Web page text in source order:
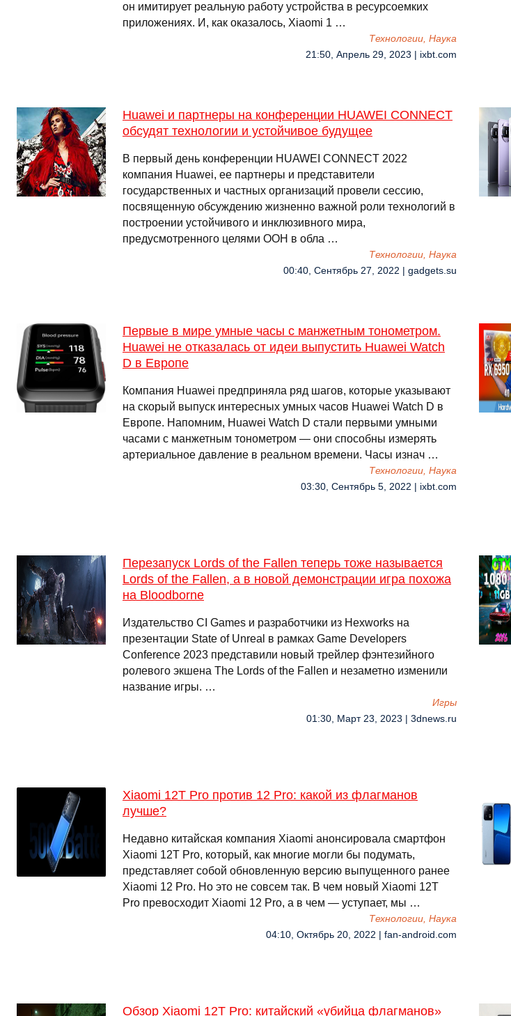
он имитирует реальную работу устройства в ресурсоемких
приложениях. И, как оказалось, Xiaomi 1 …
Технологии, Наука
21:50, Апрель 29, 2023 | ixbt.com
Huawei и партнеры на конференции HUAWEI CONNECT
обсудят технологии и устойчивое будущее
В первый день конференции HUAWEI CONNECT 2022
компания Huawei, ее партнеры и представители
государственных и частных организаций провели сессию,
посвященную обсуждению жизненно важной роли технологий в
построении устойчивого и инклюзивного мира,
предусмотренного целями ООН в обла …
Технологии, Наука
00:40, Сентябрь 27, 2022 | gadgets.su
Первые в мире умные часы с манжетным тонометром.
Huawei не отказалась от идеи выпустить Huawei Watch
D в Европе
Компания Huawei предприняла ряд шагов, которые указывают
на скорый выпуск интересных умных часов Huawei Watch D в
Европе. Напомним, Huawei Watch D стали первыми умными
часами с манжетным тонометром — они способны измерять
артериальное давление в реальном времени. Часы изнач …
Технологии, Наука
03:30, Сентябрь 5, 2022 | ixbt.com
Перезапуск Lords of the Fallen теперь тоже называется
Lords of the Fallen, а в новой демонстрации игра похожа
на Bloodborne
Издательство CI Games и разработчики из Hexworks на
презентации State of Unreal в рамках Game Developers
Conference 2023 представили новый трейлер фэнтезийного
ролевого экшена The Lords of the Fallen и незаметно изменили
название игры. …
Игры
01:30, Март 23, 2023 | 3dnews.ru
Xiaomi 12T Pro против 12 Pro: какой из флагманов
лучше?
Недавно китайская компания Xiaomi анонсировала смартфон
Xiaomi 12T Pro, который, как многие могли бы подумать,
представляет собой обновленную версию выпущенного ранее
Xiaomi 12 Pro. Но это не совсем так. В чем новый Xiaomi 12T
Pro превосходит Xiaomi 12 Pro, а в чем — уступает, мы …
Технологии, Наука
04:10, Октябрь 20, 2022 | fan-android.com
Обзор Xiaomi 12T Pro: китайский «убийца флагманов»